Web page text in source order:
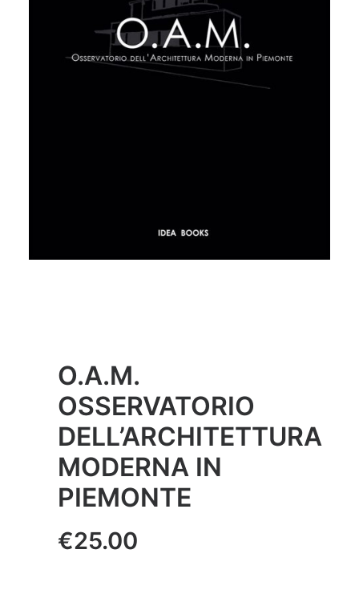
O.A.M.
OSSERVATORIO
DELL’ARCHITETTURA
MODERNA IN
PIEMONTE
€25.00